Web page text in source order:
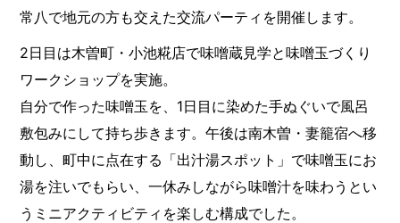
常八で地元の方も交えた交流パーティを開催します。
2日目は木曽町・小池糀店で味噌蔵見学と味噌玉づくり
ワークショップを実施。
自分で作った味噌玉を、1日目に染めた手ぬぐいで風呂
敷包みにして持ち歩きます。午後は南木曽・妻籠宿へ移
動し、町中に点在する「出汁湯スポット」で味噌玉にお
湯を注いでもらい、一休みしながら味噌汁を味わうとい
うミニアクティビティを楽しむ構成でした。